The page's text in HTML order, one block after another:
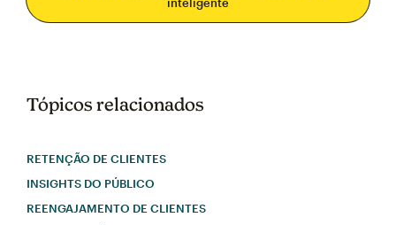
inteligente
Tópicos relacionados
RETENÇÃO DE CLIENTES
INSIGHTS DO PÚBLICO
REENGAJAMENTO DE CLIENTES